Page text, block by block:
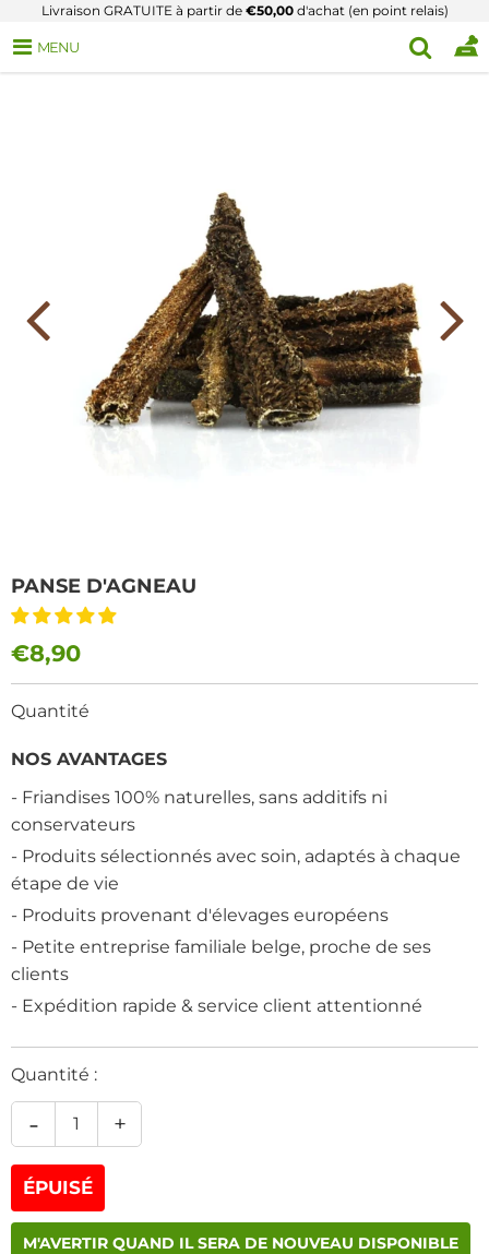
Livraison GRATUITE à partir de €50,00d'achat (en point relais)
MENU
PANSE D'AGNEAU
€8,90
Quantité
NOS AVANTAGES
- Friandises 100% naturelles, sans additifs ni
conservateurs
- Produits sélectionnés avec soin, adaptés à chaque
étape de vie
- Produits provenant d'élevages européens
- Petite entreprise familiale belge, proche de ses
clients
- Expédition rapide & service client attentionné
Quantité :
+
-
ÉPUISÉ
M'AVERTIR QUAND IL SERA DE NOUVEAU DISPONIBLE